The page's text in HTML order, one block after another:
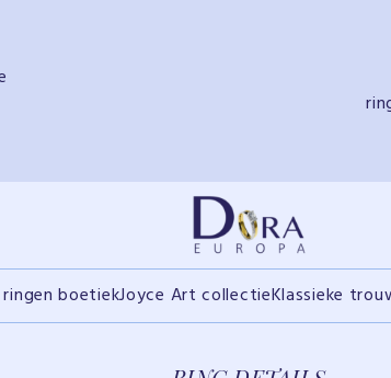
ringen boetiekJoyce Art collectieKlassieke